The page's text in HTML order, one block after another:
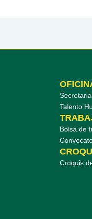
Talento
Bolsa de
Croquis